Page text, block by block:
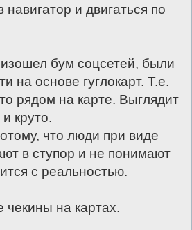
навигатор и двигаться по
бум соцсетей, были
на основе гуглокарт. Т.е.
рядом на карте. Выглядит
круто.
что люди при виде
в ступор и не понимают
с реальностью.
чекины на картах.